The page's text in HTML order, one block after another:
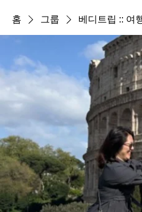
홈 그룹 베디트립 :: 여